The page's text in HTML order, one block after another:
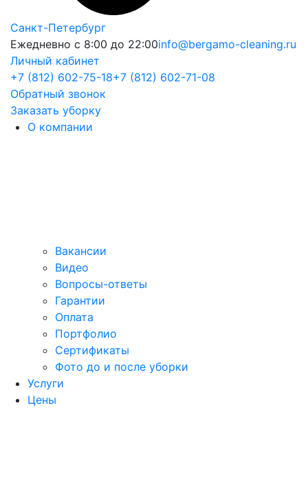
Санкт-Петербург
Ежедневно с 8:00 до 22:00info@bergamo-cleaning.ru
Личный кабинет
+7 (812) 602-75-18+7 (812) 602-71-08
Обратный звонок
Заказать уборку
О компании
Вакансии
Видео
Вопросы-ответы
Гарантии
Оплата
Портфолио
Сертификаты
Фото до и после уборки
Услуги
Цены